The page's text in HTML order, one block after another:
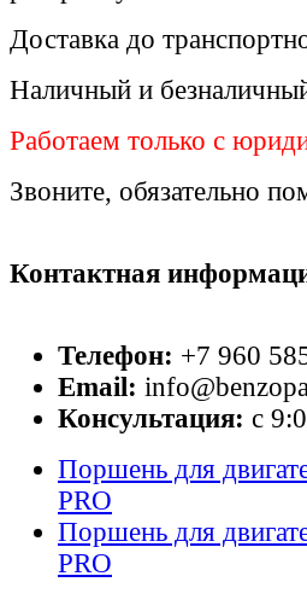
Доставка до
Наличный и
Работаем только с
Звоните, обязательно
Контактная
Телефон: +7 960
Email:
Консультация: с
Поршень для
PRO
Поршень для
PRO